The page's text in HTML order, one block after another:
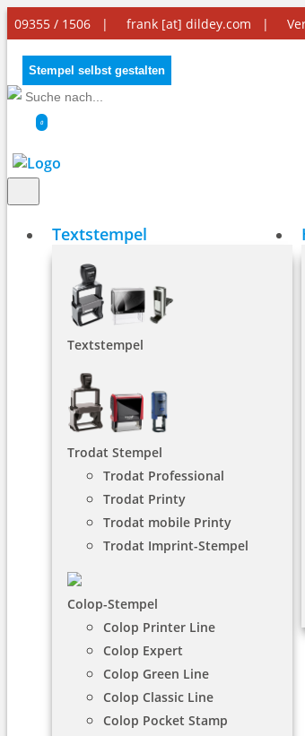
09355 / 1506 | frank [at] dildey.com |
Stempel selbst gestalten
0
Textstempel
Textstempel
Trodat Stempel
Trodat Professional
Trodat Printy
Trodat mobile Printy
Trodat Imprint-Stempel
Colop-Stempel
Colop Printer Line
Colop Expert
Colop Green Line
Colop Classic Line
Colop Pocket Stamp